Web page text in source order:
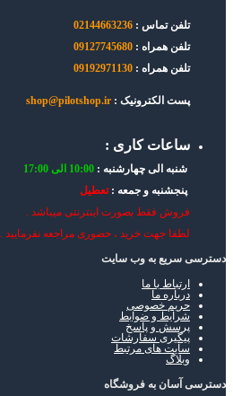
تلفن تماس : 02144663236
تلفن همراه : 09127745680
تلفن همراه : 09192971130
پست الکترونیک : shop@pilotshop.ir
ساعات کاری :
شنبه الی چهارشنبه : 10:00 الی 17:00
پنجشنبه و جمعه :تعطیل
فروش فقط بصورت اینترنتی میباشد .
لطفا جهت خرید ، حضوری مراجعه نفرمایید .
دسترسی سریع به وب سایت
ارتباط با ما
درباره ما
حریم خصوصی
شرایط و ضوابط
پرسش و پاسخ
پیگیری سفارشات
سایت های مرتبط
وبلاگ
دسترسی آسان به فروشگاه